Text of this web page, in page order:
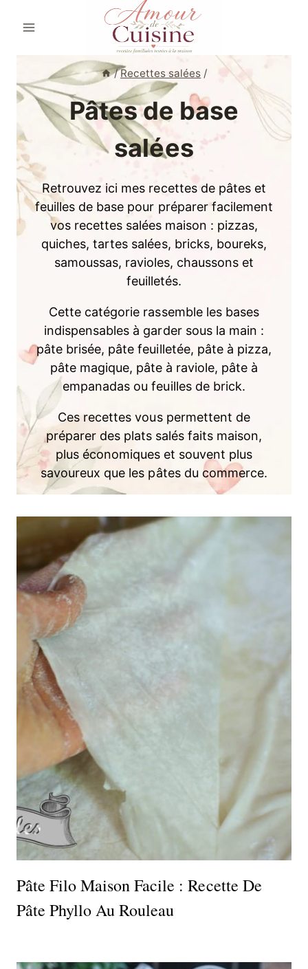
/ Recettes salées /
Pâtes de base
salées
Retrouvez ici mes recettes de pâtes et
feuilles de base pour préparer facilement
vos recettes salées maison : pizzas,
quiches, tartes salées, bricks, boureks,
samoussas, ravioles, chaussons et
feuilletés.
Cette catégorie rassemble les bases
indispensables à garder sous la main :
pâte brisée, pâte feuilletée, pâte à pizza,
pâte magique, pâte à raviole, pâte à
empanadas ou feuilles de brick.
Ces recettes vous permettent de
préparer des plats salés faits maison,
plus économiques et souvent plus
savoureux que les pâtes du commerce.
Pâte Filo Maison Facile : Recette De
Pâte Phyllo Au Rouleau